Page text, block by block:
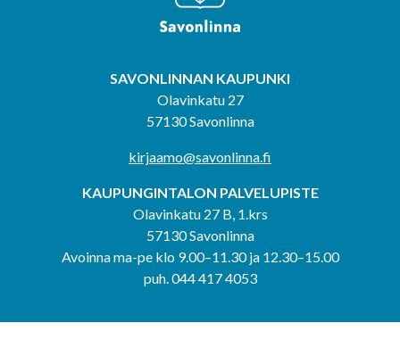
SAVONLINNAN KAUPUNKI
Olavinkatu 27
57130 Savonlinna
kirjaamo@savonlinna.fi
KAUPUNGINTALON PALVELUPISTE
Olavinkatu 27 B, 1.krs
57130 Savonlinna
Avoinna ma-pe klo 9.00–11.30 ja 12.30–15.00
puh. 044 417 4053